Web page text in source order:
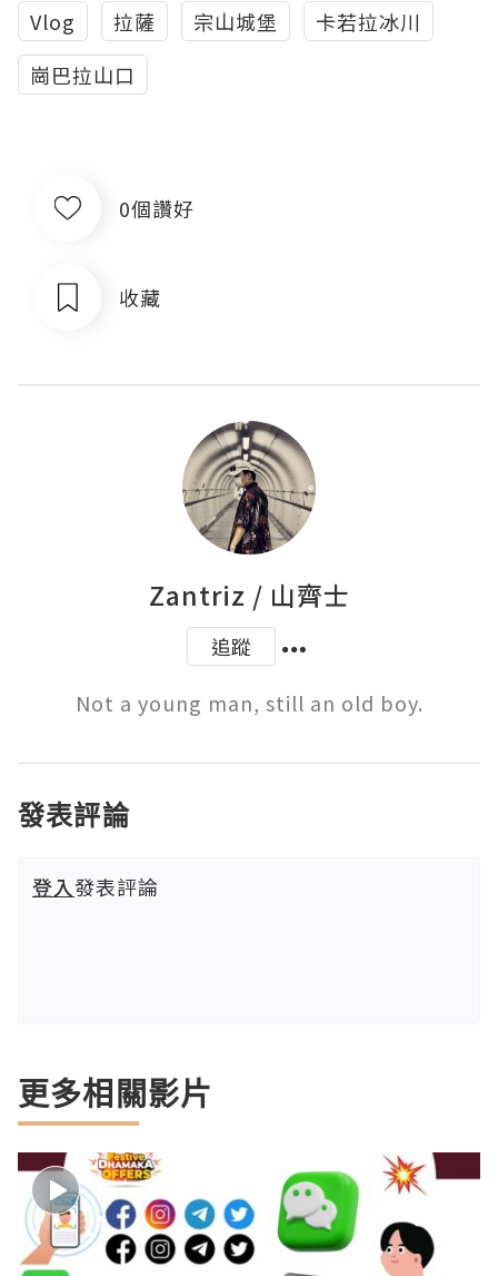
Vlog 拉薩 宗山城堡
卡若拉冰川
崗巴拉山口
0個讚好
收藏
Zantriz / 山齊士
追蹤
發表評論
登入發表評論
更多相關影片